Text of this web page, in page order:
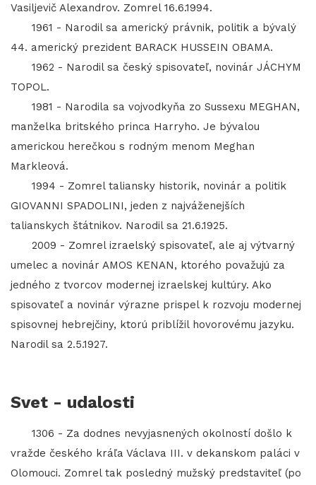
Vasiljevič Alexandrov. Zomrel 16.6.1994.
1961 - Narodil sa americký právnik, politik a bývalý
44. americký prezident BARACK HUSSEIN OBAMA.
1962 - Narodil sa český spisovateľ, novinár JÁCHYM
TOPOL.
1981 - Narodila sa vojvodkyňa zo Sussexu MEGHAN,
manželka britského princa Harryho. Je bývalou
americkou herečkou s rodným menom Meghan
Markleová.
1994 - Zomrel taliansky historik, novinár a politik
GIOVANNI SPADOLINI, jeden z najváženejších
talianskych štátnikov. Narodil sa 21.6.1925.
2009 - Zomrel izraelský spisovateľ, ale aj výtvarný
umelec a novinár AMOS KENAN, ktorého považujú za
jedného z tvorcov modernej izraelskej kultúry. Ako
spisovateľ a novinár výrazne prispel k rozvoju modernej
spisovnej hebrejčiny, ktorú priblížil hovorovému jazyku.
Narodil sa 2.5.1927.
Svet - udalosti
1306 - Za dodnes nevyjasnených okolností došlo k
vražde českého kráľa Václava III. v dekanskom paláci v
Olomouci. Zomrel tak posledný mužský predstaviteľ (po